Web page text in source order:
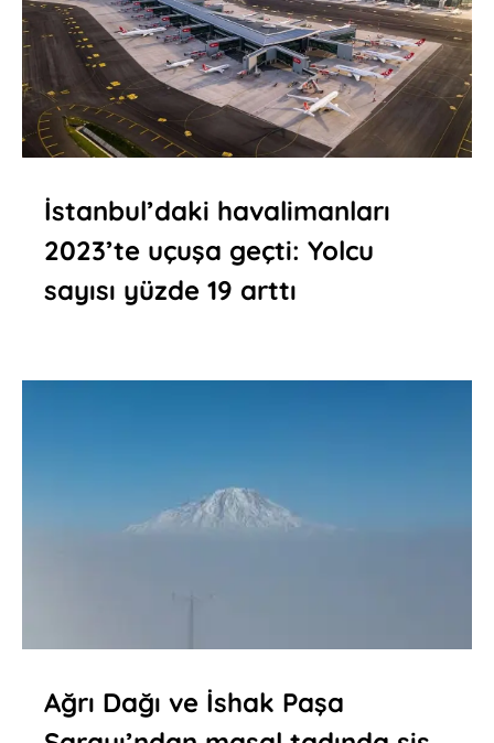
İstanbul’daki havalimanları
2023’te uçuşa geçti: Yolcu
sayısı yüzde 19 arttı
Ağrı Dağı ve İshak Paşa